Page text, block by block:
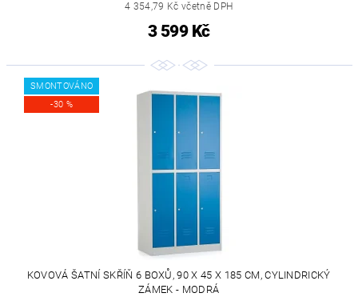
4 354,79 Kč včetně DPH
3 599 Kč
SMONTOVÁNO
-30 %
KOVOVÁ ŠATNÍ SKŘÍŇ 6 BOXŮ, 90 X 45 X 185 CM, CYLINDRICKÝ
ZÁMEK - MODRÁ